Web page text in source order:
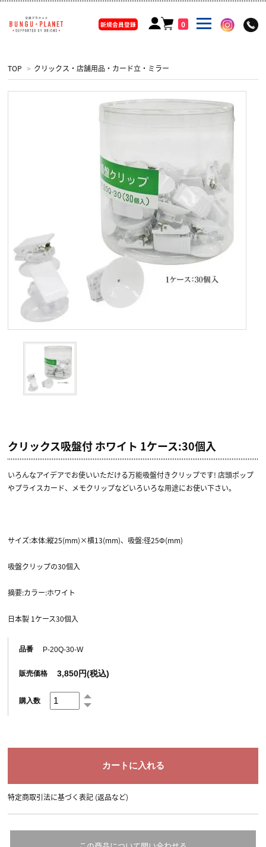
0
新規会員登録
TOP > クリックス・店舗用品・カード立・ミラー
クリックス吸盤付 ホワイト 1ケース:30個入
いろんなアイデアでお使いいただける万能吸盤付きクリップです! 店頭ポップ
やプライスカード、メモクリップなどいろいろな用途にお使い下さい。
サイズ:本体:縦25(mm)×横13(mm)、吸盤:径25Φ(mm)
吸盤クリップの30個入
摘要:カラー:ホワイト
日本製 1ケース30個入
品番 P-20Q-30-W
販売価格 3,850円(税込)
購入数
特定商取引法に基づく表記 (返品など)